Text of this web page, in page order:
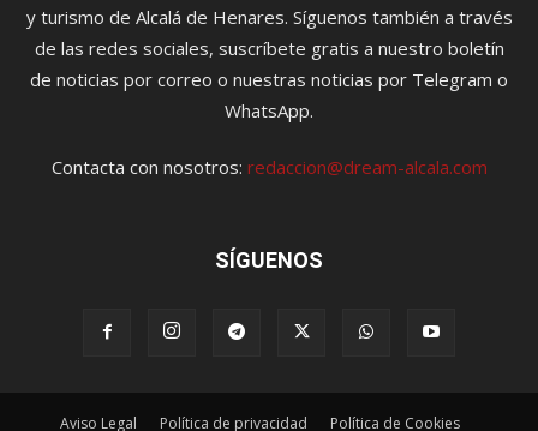
y turismo de Alcalá de Henares. Síguenos también a través
de las redes sociales, suscríbete gratis a nuestro boletín
de noticias por correo o nuestras noticias por Telegram o
WhatsApp.
Contacta con nosotros: redaccion@dream-alcala.com
SÍGUENOS
Aviso Legal Política de privacidad Política de Cookies